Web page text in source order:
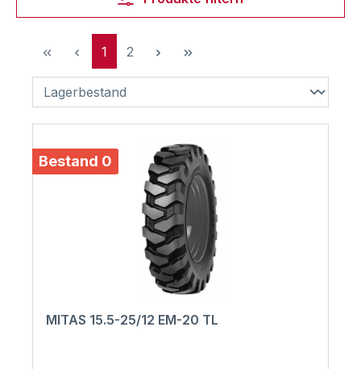
Seite
1 Seite
2
Bestand 0
MITAS 15.5-25/12 EM-20 TL